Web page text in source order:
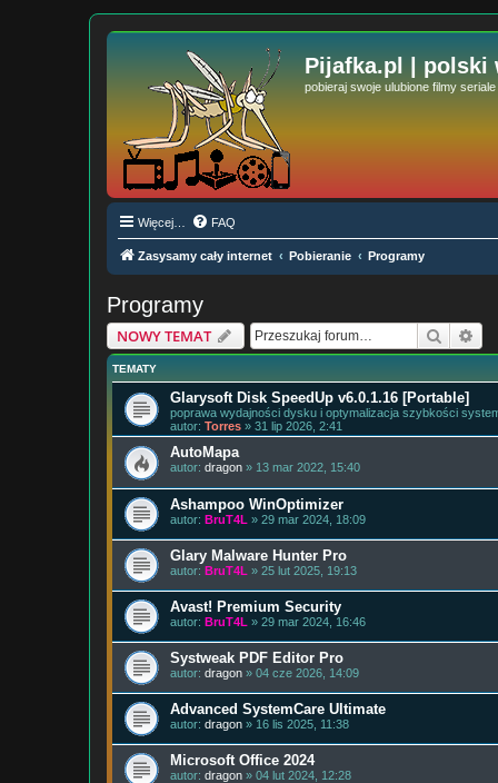
Pijafka.pl | polski
pobieraj swoje ulubione filmy
Więcej… FAQ
Zasysamy cały internet Pobieranie Programy
Programy
NOWY TEMAT Szukaj
TEMATY
Glarysoft Disk SpeedUp v6.0.1.16 [Portable]
poprawa wydajności dysku i optymalizacja szybkości
autor: Torres » 31 lip 2026, 2:41
AutoMapa
autor: dragon » 13 mar 2022, 15:40
Ashampoo WinOptimizer
autor: BruT4L » 29 mar 2024, 18:09
Glary Malware Hunter Pro
autor: BruT4L » 25 lut 2025, 19:13
Avast! Premium Security
autor: BruT4L » 29 mar 2024, 16:46
Systweak PDF Editor Pro
autor: dragon » 04 cze 2026, 14:09
Advanced SystemCare Ultimate
autor: dragon » 16 lis 2025, 11:38
Microsoft Office 2024
autor: dragon » 04 lut 2024, 12:28